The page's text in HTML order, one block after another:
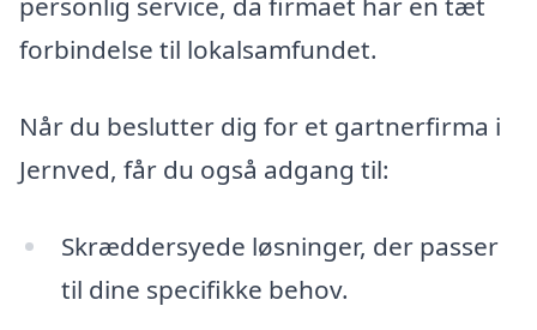
forbindelse til lokalsamfundet.
Når du beslutter dig for et gartnerfirma i
Jernved, får du også adgang til:
Skræddersyede løsninger, der passer
til dine specifikke behov.